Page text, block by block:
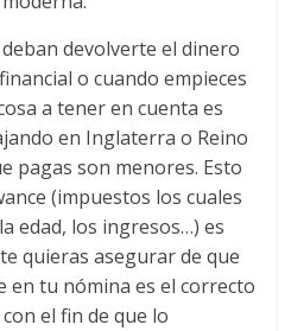
devolverte el dinero
o cuando empieces
a tener en cuenta es
en Inglaterra o Reino
pagas son menores. Esto
(impuestos los cuales
edad, los ingresos…) es
quieras asegurar de que
en tu nómina es el correcto
el fin de que lo